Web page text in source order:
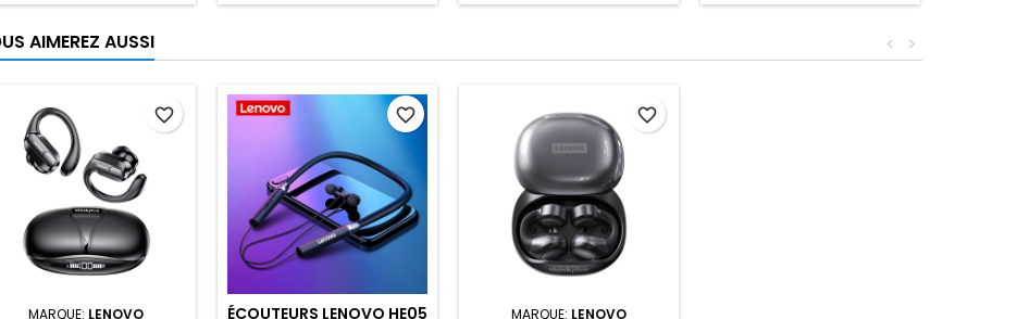
AIMEREZ AUSSI >
<
MARQUE: LENOVO
favorite_border
ÉCOUTEURS LENOVO HE05
favorite_border
MARQUE: LENOVO
favorite_border